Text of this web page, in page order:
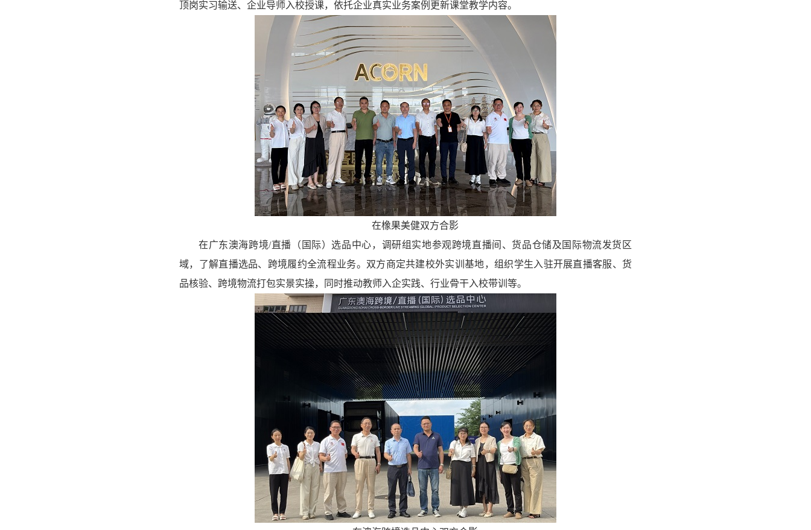
顶岗实习输送、企业导师入校授课，依托企业真实业务案例更新课堂教学内容。
在橡果美健双方合影
在广东澳海跨境/直播（国际）选品中心， 调研组 实地参观跨境直播间、货品仓储及国际物流发货区
域，了解直播选品、跨境履约全流程业务。双方商定共建校外实训基地，组织学生入驻开展直播客服、货
品核验、跨境物流打包实景实操，同时推动教师入企实践、行业骨干入校带训等。